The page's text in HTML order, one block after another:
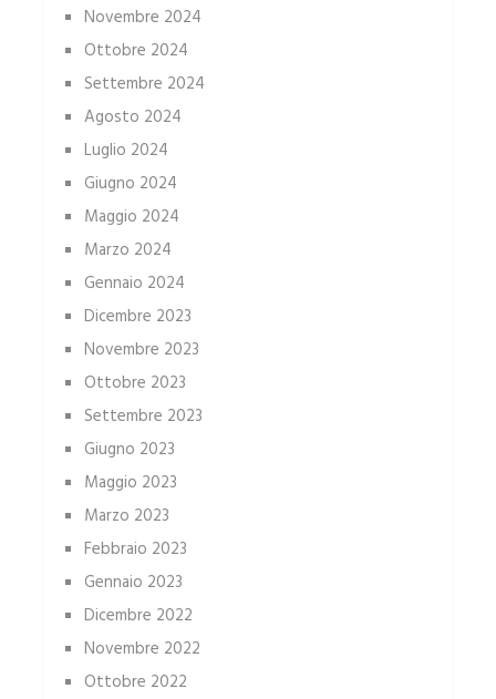
Novembre 2024
Ottobre 2024
Settembre 2024
Agosto 2024
Luglio 2024
Giugno 2024
Maggio 2024
Marzo 2024
Gennaio 2024
Dicembre 2023
Novembre 2023
Ottobre 2023
Settembre 2023
Giugno 2023
Maggio 2023
Marzo 2023
Febbraio 2023
Gennaio 2023
Dicembre 2022
Novembre 2022
Ottobre 2022